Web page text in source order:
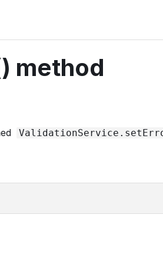
method